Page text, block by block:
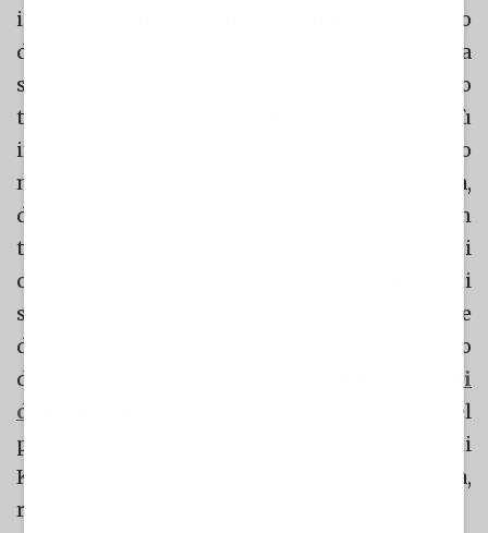
infliggere alle forze russe un maggior numero
di perdite a dispetto della postura offensiva
segnata da attrito sfavorevole. Nel lungo
termine, le forze di
, sempre più
impossibilitate a ricevere equipaggiamento
moderno e segnate da una scarsa mobilità,
dovranno necessariamente fare i conti con
tale processo, il quale andrà ad incrociarsi con i
contestuale incremento delle capacità di
strike ucraine a lungo raggio, determinate
dall’ormai sempre più probabile arrivo
dei
nuovi sistemi
d’arma
prodotti dall’industria della difesa del
paese, i quali incrementeranno le capacità di
Kiev di disabilitare la logistica russa,
riducendo l’afflusso di munizioni al fronte.